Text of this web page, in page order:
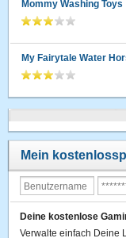
Mommy Washing Toys
My Fairytale Water
Mein
Deine kostenlose
Verwalte einfach Deine